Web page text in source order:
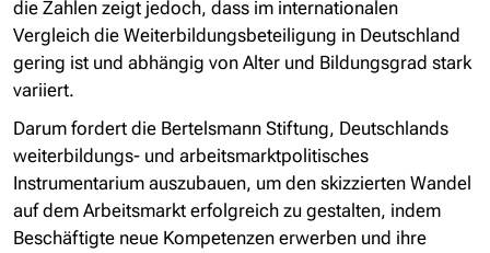
die Zahlen zeigt jedoch, dass im internationalen
Vergleich die Weiterbildungsbeteiligung in Deutschland
gering ist und abhängig von Alter und Bildungsgrad stark
variiert.
Darum fordert die Bertelsmann Stiftung, Deutschlands
weiterbildungs- und arbeitsmarktpolitisches
Instrumentarium auszubauen, um den skizzierten Wandel
auf dem Arbeitsmarkt erfolgreich zu gestalten, indem
Beschäftigte neue Kompetenzen erwerben und ihre